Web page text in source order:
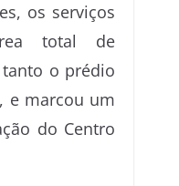
os serviços
total de
tanto o prédio
e marcou um
do Centro